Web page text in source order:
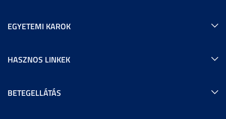
EGYETEMI KAROK
HASZNOS LINKEK
BETEGELLÁTÁS